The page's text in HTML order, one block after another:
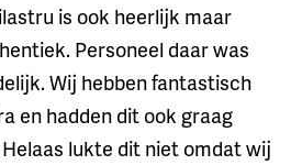
is ook heerlijk maar
Personeel daar was
Wij hebben fantastisch
en hadden dit ook graag
lukte dit niet omdat wij